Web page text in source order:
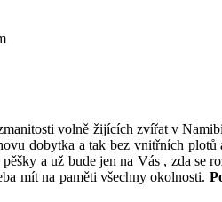
volně žijících zvířat v
dobytka a tak bez vnitřních
a už bude jen na Vás , zda se
mít na paměti všechny okolnosti.